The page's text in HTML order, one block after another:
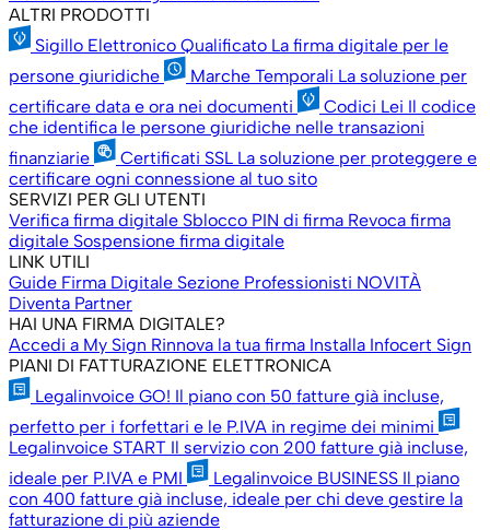
ALTRI PRODOTTI
Sigillo Elettronico Qualificato La firma digitale per le
persone giuridiche
Marche Temporali La soluzione per
certificare data e ora nei documenti
Codici Lei Il codice
che identifica le persone giuridiche nelle transazioni
finanziarie
Certificati SSL La soluzione per proteggere e
certificare ogni connessione al tuo sito
SERVIZI PER GLI UTENTI
Verifica firma digitale Sblocco PIN di firma Revoca firma
digitale Sospensione firma digitale
LINK UTILI
Guide Firma Digitale Sezione Professionisti NOVITÀ
Diventa Partner
HAI UNA FIRMA DIGITALE?
Accedi a My Sign Rinnova la tua firma Installa Infocert Sign
PIANI DI FATTURAZIONE ELETTRONICA
Legalinvoice GO! Il piano con 50 fatture già incluse,
perfetto per i forfettari e le P.IVA in regime dei minimi
Legalinvoice START Il servizio con 200 fatture già incluse,
ideale per P.IVA e PMI
Legalinvoice BUSINESS Il piano
con 400 fatture già incluse, ideale per chi deve gestire la
fatturazione di più aziende